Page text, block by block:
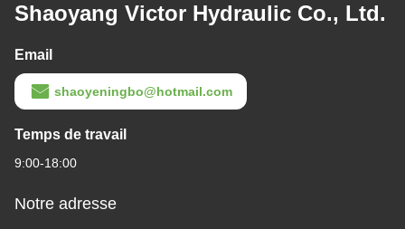
Shaoyang Victor Hydraulic Co., Ltd.
Email
shaoyeningbo@hotmail.com
Temps de travail
9:00-18:00
Notre adresse